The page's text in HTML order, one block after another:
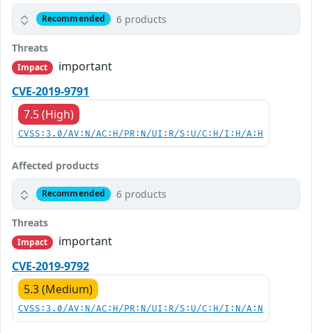
Recommended 6 products
Threats
Impact
important
CVE-2019-9791
7.5 (High)
CVSS:3.0/AV:N/AC:H/PR:N/UI:R/S:U/C:H/I:H/A:H
Affected products
Recommended 6 products
Threats
Impact
important
CVE-2019-9792
5.3 (Medium)
CVSS:3.0/AV:N/AC:H/PR:N/UI:R/S:U/C:H/I:N/A:N